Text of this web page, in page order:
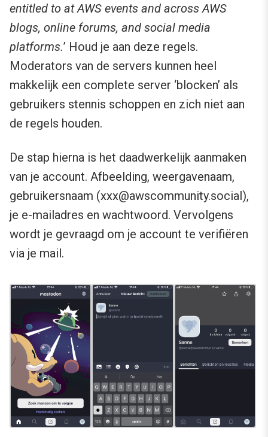
entitled to at AWS events and across AWS
blogs, online forums, and social media
platforms.’ Houd je aan deze regels.
Moderators van de servers kunnen heel
makkelijk een complete server ‘blocken’ als
gebruikers stennis schoppen en zich niet aan
de regels houden.
De stap hierna is het daadwerkelijk aanmaken
van je account. Afbeelding, weergavenaam,
gebruikersnaam (xxx@awscommunity.social),
je e-mailadres en wachtwoord. Vervolgens
wordt je gevraagd om je account te verifiëren
via je mail.